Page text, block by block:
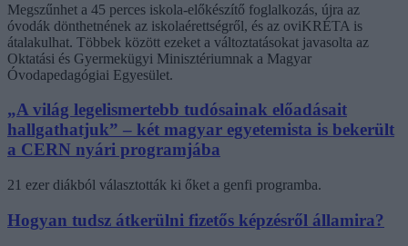
Megszűnhet a 45 perces iskola-előkészítő foglalkozás, újra az
óvodák dönthetnének az iskolaérettségről, és az oviKRÉTA is
átalakulhat. Többek között ezeket a változtatásokat javasolta az
Oktatási és Gyermekügyi Minisztériumnak a Magyar
Óvodapedagógiai Egyesület.
„A világ legelismertebb tudósainak előadásait
hallgathatjuk” – két magyar egyetemista is bekerült
a CERN nyári programjába
21 ezer diákból választották ki őket a genfi programba.
Hogyan tudsz átkerülni fizetős képzésről államira?